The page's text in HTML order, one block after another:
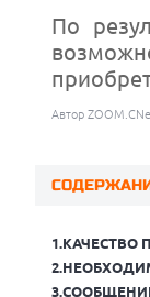
По
Автор
1.КАЧЕСТВО